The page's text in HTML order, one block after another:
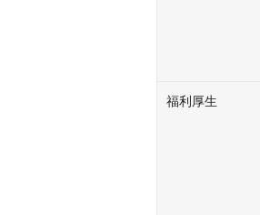
福利厚生